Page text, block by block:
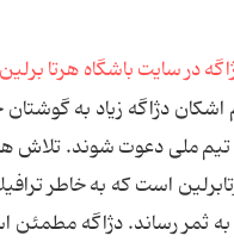
در سایت باشگاه هرتا برلین
اشكان دژاگه زیاد به
تیم ملى دعوت شوند. تلاش
18 ساله هرتابرلین است كه
به میدان رفت و 6 گل به ثمر